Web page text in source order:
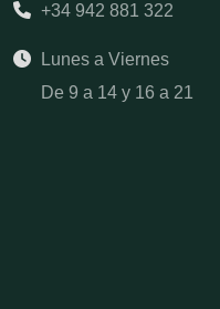
+34 942 881 322
Lunes a Viernes
De 9 a 14 y 16 a 21